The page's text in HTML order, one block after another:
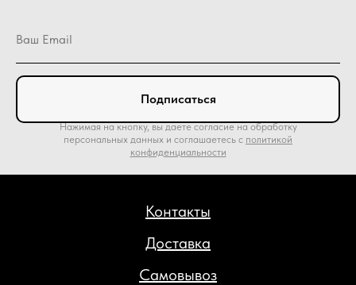
Подписаться
Доставка
Самовывоз
Контакты
Нажимая на кнопку, вы даете согласие на обработку
персональных данных и соглашаетесь c политикой
конфиденциальности